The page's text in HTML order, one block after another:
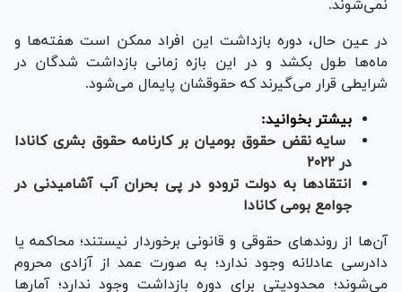
نمی‌شوند.
در عین حال، دوره بازداشت این افراد ممکن است هفته‌ها و
ماه‌ها طول بکشد و در این بازه زمانی بازداشت شدگان در
شرایطی قرار می‌گیرند که حقوقشان پایمال می‌شود.
بیشتر بخوانید:
سایه نقض حقوق بومیان بر کارنامه حقوق بشری کانادا
در ۲۰۲۲
انتقادها به دولت ترودو در پی بحران آب آشامیدنی در
جوامع بومی کانادا
آن‌ها از روندهای حقوقی و قانونی برخوردار نیستند؛ محاکمه یا
دادرسی عادلانه وجود ندارد؛ به صورت عمد از آزادی محروم
می‌شوند؛ محدودیتی برای دوره بازداشت وجود ندارد؛ آمارها